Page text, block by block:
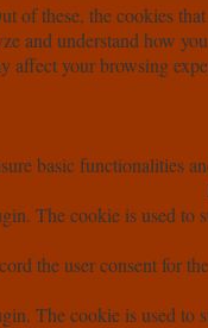
these, the cookies
and understand how
affect your browsing
basic functionalities
The cookie is used to
the user consent for
The cookie is used to